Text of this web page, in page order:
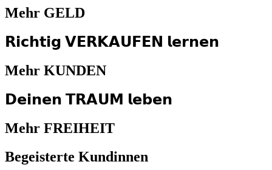
Mehr GELD
𝗥𝗶𝗰𝗵𝘁𝗶𝗴 𝗩𝗘𝗥𝗞𝗔𝗨𝗙𝗘𝗡 𝗹𝗲𝗿𝗻𝗲𝗻
Mehr KUNDEN
𝗗𝗲𝗶𝗻𝗲𝗻 𝗧𝗥𝗔𝗨𝗠 𝗹𝗲𝗯𝗲𝗻
Mehr FREIHEIT
Begeisterte Kundinnen